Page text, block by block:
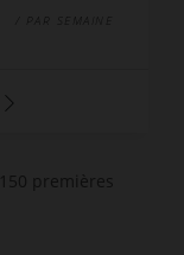
/ PAR SEMAINE
premières